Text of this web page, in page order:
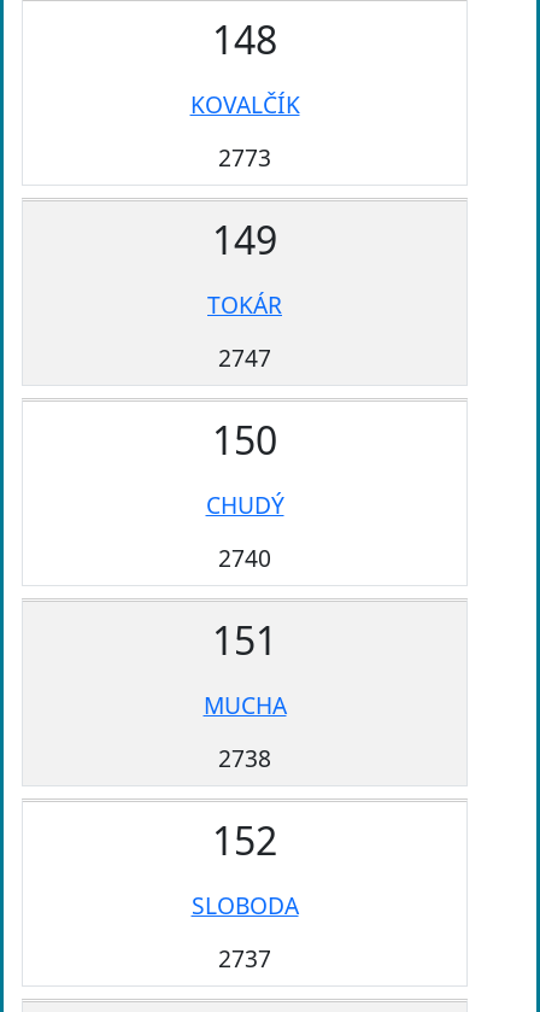
148
KOVALČÍK
2773
149
TOKÁR
2747
150
CHUDÝ
2740
151
MUCHA
2738
152
SLOBODA
2737